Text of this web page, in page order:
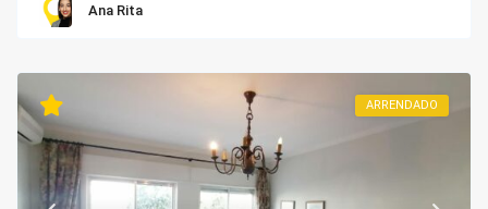
Ana Rita
ARRENDADO